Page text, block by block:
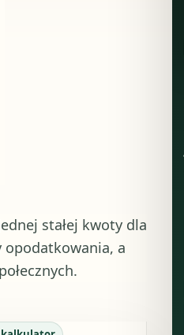
stałej kwoty dla
opodatkowania, a